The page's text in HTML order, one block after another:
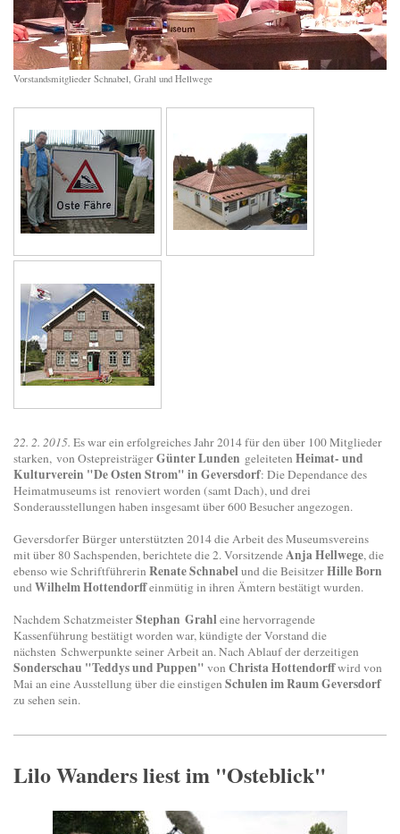
Vorstandsmitglieder Schnabel, Grahl und Hellwege
22. 2. 2015. Es war ein erfolgreiches Jahr 2014 für den über 100 Mitglieder
starken, von OstepreisträgerGünter Lunden geleiteten Heimat- und
Kulturverein "De Osten Strom" in Geversdorf: Die Dependance des
Heimatmuseums ist renoviert worden (samt Dach), und drei
Sonderausstellungen haben insgesamt über 600 Besucher angezogen.
Geversdorfer Bürger unterstützten 2014 die Arbeit des Museumsvereins
mit über 80 Sachspenden, berichtete die 2. VorsitzendeAnja Hellwege, die
ebenso wie Schriftführerin Renate Schnabelund die BeisitzerHille Born
undWilhelm Hottendorffeinmütig in ihren Ämtern bestätigt wurden.
Nachdem SchatzmeisterStephan Grahleine hervorragende
Kassenführung bestätigt worden war, kündigte der Vorstand die
nächsten Schwerpunkte seiner Arbeit an. Nach Ablauf der derzeitigen
Sonderschau "Teddys und Puppen" von Christa Hottendorffwird von
Mai an eine Ausstellung über die einstigen Schulen im Raum Geversdorf
zu sehen sein.
Lilo Wanders liest im "Osteblick"